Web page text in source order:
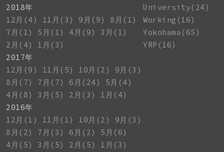
2018年
12月(4)
11月(3) 9月(9)
8月(1)
7月(1)
5月(1) 4月(9)
3月(1)
2月(4)
1月(3)
2017年
12月(9)
11月(5) 10月(2)
9月(3)
8月(7)
7月(7) 6月(24)
5月(4)
4月(8)
3月(5) 2月(3)
1月(4)
2016年
12月(1)
11月(1) 10月(2)
9月(3)
8月(2)
7月(3) 6月(2)
5月(6)
4月(5)
3月(5) 2月(5)
1月(3)
University(24)
Working(16)
Yokohama(65)
YRP(16)